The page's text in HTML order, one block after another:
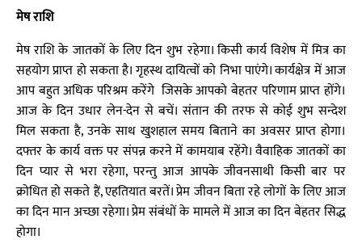
मेष राशि
मेष राशि के जातकों के लिए दिन शुभ रहेगा। किसी कार्य विशेष में मित्र का
सहयोग प्राप्त हो सकता है। गृहस्थ दायित्वों को निभा पाएंगे। कार्यक्षेत्र में आज
आप बहुत अधिक परिश्रम करेंगे जिसके आपको बेहतर परिणाम प्राप्त होंगे।
आज के दिन उधार लेन-देन से बचें। संतान की तरफ से कोई शुभ सन्देश
मिल सकता है, उनके साथ खुशहाल समय बिताने का अवसर प्राप्त होगा।
दफ्तर के कार्य वक्त पर संपन्न करने में कामयाब रहेंगे। वैवाहिक जातकों का
दिन प्यार से भरा रहेगा, परन्तु आज आपके जीवनसाथी किसी बार पर
क्रोधित हो सकते हैं, एहतियात बरतें। प्रेम जीवन बिता रहे लोगों के लिए आज
का दिन मान अच्छा रहेगा। प्रेम संबंधों के मामले में आज का दिन बेहतर सिद्ध
होगा।